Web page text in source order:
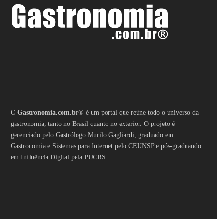
OGastronomia.com.br® é um portal que reúne todo o universo da
gastronomia, tanto no Brasil quanto no exterior. O projeto é
gerenciado pelo Gastrólogo Murilo Gagliardi, graduado em
Gastronomia e Sistemas para Internet pelo CEUNSP e pós-graduando
em Influência Digital pela PUCRS.